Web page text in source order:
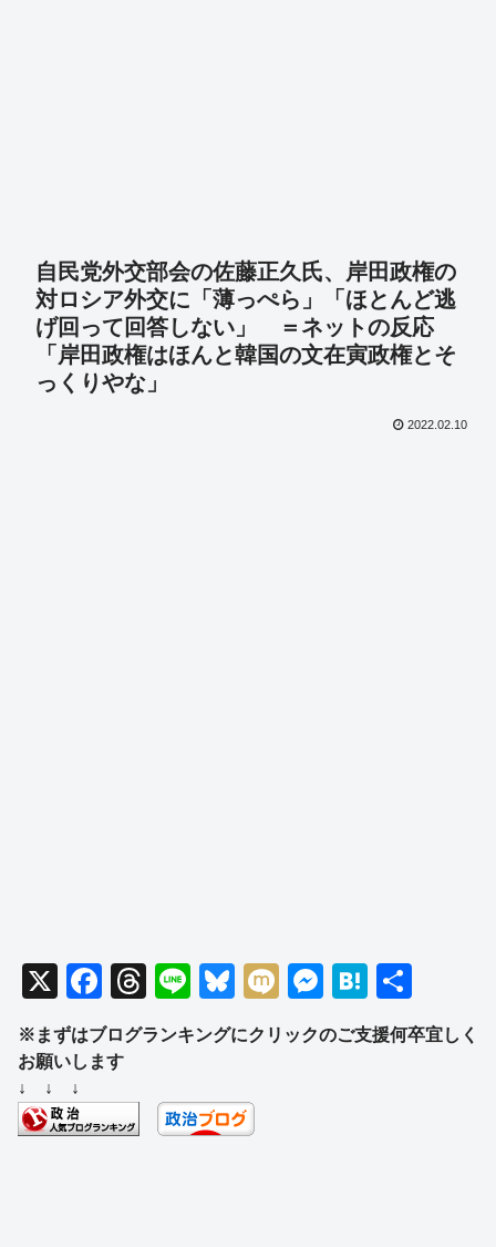
自民党外交部会の佐藤正久氏、岸田政権の
対ロシア外交に「薄っぺら」「ほとんど逃
げ回って回答しない」 ＝ネットの反応
「岸田政権はほんと韓国の文在寅政権とそ
っくりやな」
2022.02.10
X
F
a
c
b
T
hr
e
d
Li
n
e
Bl
e
y
M
ixi
M
ss
H
at
e
有
※まずはブログランキングにクリックのご支援何卒宜しく
お願いします
↓ ↓ ↓